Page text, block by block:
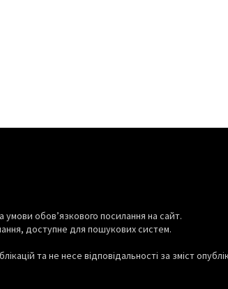
обов’язкового посилання на сайт.
доступне для пошукових систем.
та не несе відповідальності за зміст